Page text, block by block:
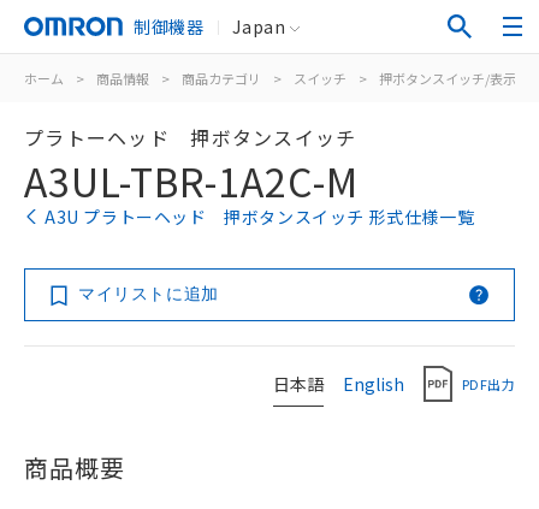
制御機器 Japan
ホーム > 商品情報 > 商品カテゴリ > スイッチ > 押ボタンスイッチ/表示灯
プラトーヘッド 押ボタンスイッチ
A3UL-TBR-1A2C-M
A3U プラトーヘッド 押ボタンスイッチ 形式仕様一覧
マイリストに追加
日本語 English PDF出力
商品概要